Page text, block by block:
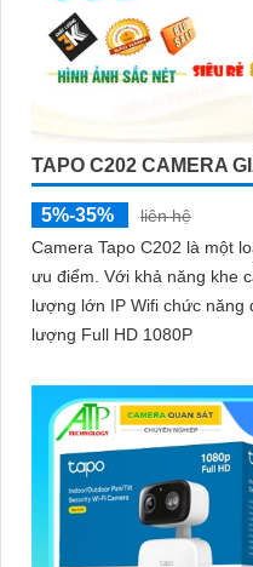
TAPO C202 CAMERA
5%-35%
liên hệ
Camera Tapo C202 là một
ưu điểm. Với khả năng khe cắm thẻ nhớ Micro SD dung
lượng lớn IP Wifi chức năng
lượng Full HD 1080P